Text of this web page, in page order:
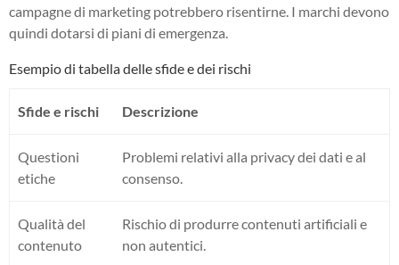
campagne di marketing potrebbero risentirne. I marchi devono
quindi dotarsi di piani di emergenza.
Esempio di tabella delle sfide e dei rischi
Sfide e rischi Descrizione
Questioni
etiche
Problemi relativi alla privacy dei dati e al
consenso.
Qualità del
contenuto
Rischio di produrre contenuti artificiali e
non autentici.